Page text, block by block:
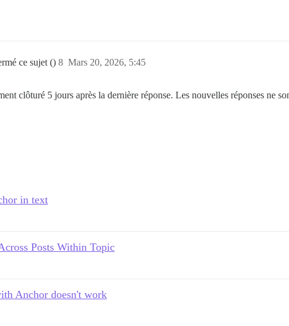
ce sujet () Mars 20, 2026, 5:45
8
clôturé 5 jours après la dernière réponse. Les nouvelles réponses ne
in text
Posts Within Topic
Anchor doesn't work